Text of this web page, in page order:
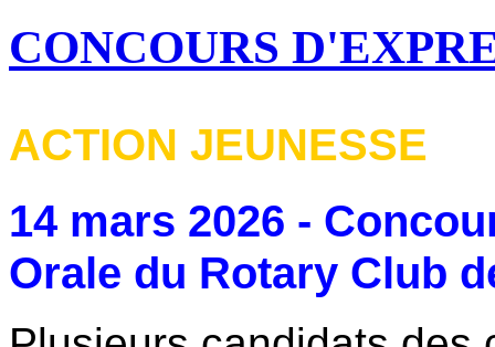
CONCOURS
ACTION JEUNESSE
14 mars 2026 -
Orale du Rotary Club